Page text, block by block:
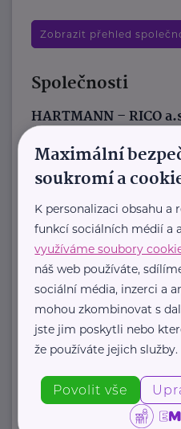
Zobrazit přehled
Společnosti
HARTMANN – RICO
HARTMANN je
zdravotnické
řešení s dlouholetou
Zaměřuje ...
https://
+420 800 100 150
Zobrazit
Maximální
soukromí a
K personalizaci obsahu a
funkcí sociálních médií a
využíváme soubory
náš web používáte,
sociální média, inzerci a
mohou zkombinovat s
jste jim poskytli nebo
že používáte jejich služby.
Povolit vše